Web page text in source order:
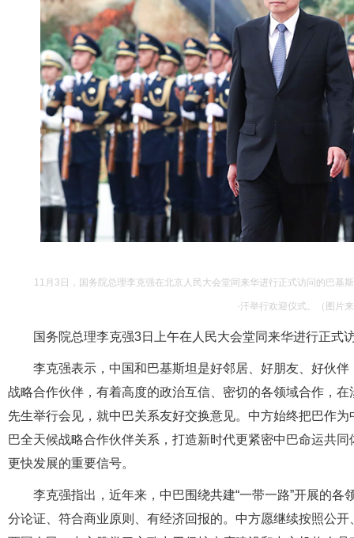
11月3日，国务院总理李克强在北京人民大会堂同来华进行正式访问的巴基
·汗举行欢迎仪式。（图片
国务院总理李克强3日上午在人民大会堂同来华进行正式
李克强表示，中国和巴基斯坦是好邻居、好朋友、好伙
战略合作伙伴，有着高度的政治互信、密切的各领域合作，
先生举行会见，就中巴关系友好交换意见。中方始终把巴作
巴全天候战略合作伙伴关系，打造新时代更紧密中巴命运共
更快发展的重要信号。
李克强指出，近年来，中巴围绕共建“一带一路”开展的
分论证、符合商业原则、有经济回报的。中方愿继续按照公